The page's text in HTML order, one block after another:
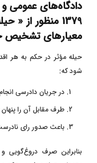
دادگاه‌های عمومی
1379 منظور
معیارهای تشخیص
حیله مؤثر در حکم به هر
شود که:
در جریان دادرسی
طرف مقابل آن را پنهان
باعث صدور رای
بنابراین صرف دروغ‌گویی